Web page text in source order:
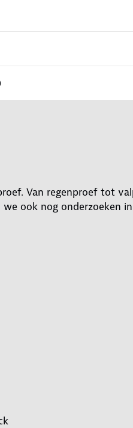
Van regenproef tot
ook nog onderzoeken